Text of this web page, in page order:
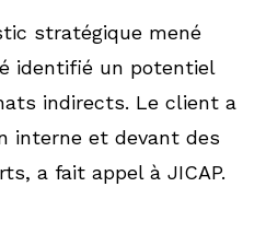
stratégique mené
identifié un potentiel
indirects. Le client a
interne et devant des
a fait appel à JICAP.